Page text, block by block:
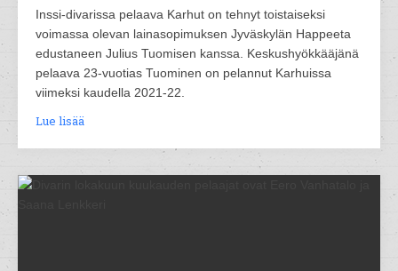
Inssi-divarissa pelaava Karhut on tehnyt toistaiseksi
voimassa olevan lainasopimuksen Jyväskylän Happeeta
edustaneen Julius Tuomisen kanssa. Keskushyökkääjänä
pelaava 23-vuotias Tuominen on pelannut Karhuissa
viimeksi kaudella 2021-22.
Lue lisää